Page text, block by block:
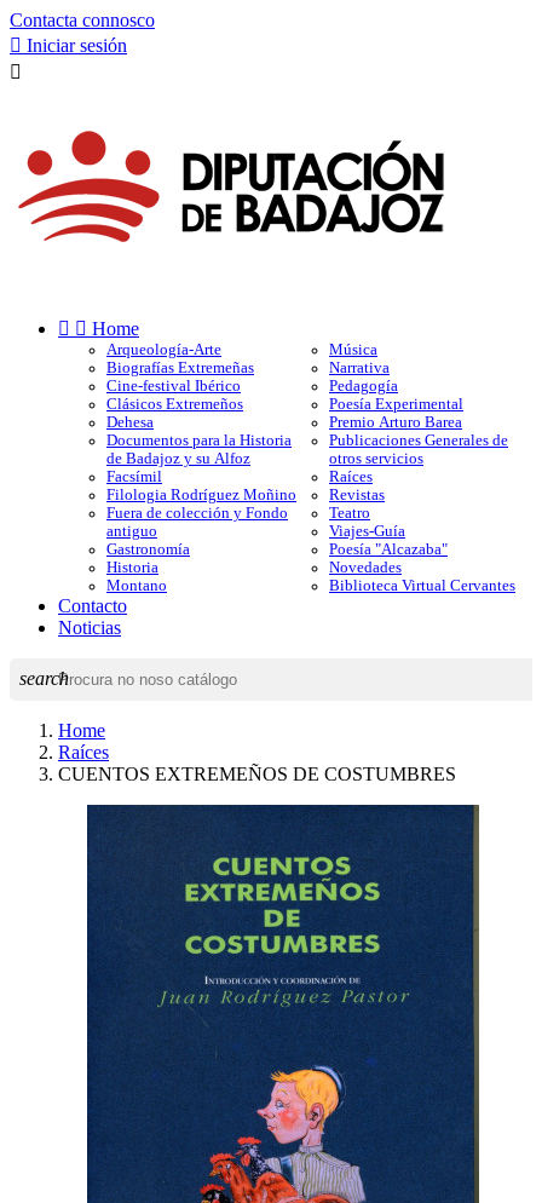
Contacta connosco
 Iniciar sesión

  Home
Arqueología-Arte
Biografías Extremeñas
Cine-festival Ibérico
Clásicos Extremeños
Dehesa
Documentos para la Historia
de Badajoz y su Alfoz
Facsímil
Filologia Rodríguez Moñino
Fuera de colección y Fondo
antiguo
Gastronomía
Historia
Montano
Música
Narrativa
Pedagogía
Poesía Experimental
Premio Arturo Barea
Publicaciones Generales de
otros servicios
Raíces
Revistas
Teatro
Viajes-Guía
Poesía "Alcazaba"
Novedades
Biblioteca Virtual Cervantes
Contacto
Noticias
search
Home
Raíces
CUENTOS EXTREMEÑOS DE COSTUMBRES